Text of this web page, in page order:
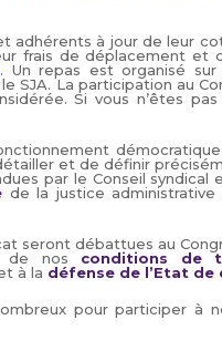
adhérents à jour de leur
frais de déplacement et
. Un repas est organisé
SJA. La participation au
Si vous n’êtes
et de définir
par le Conseil syndical
de la justice
seront débattues au
de nos conditions de
à la défense de l’Etat de
pour participer à